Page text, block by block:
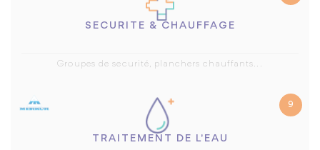
SECURITE & CHAUFFAGE
Groupes de securité, planchers chauffants...
9
TRAITEMENT DE L'EAU